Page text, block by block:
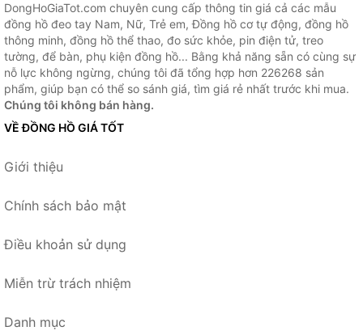
DongHoGiaTot.com chuyên cung cấp thông tin giá cả các mẫu
đồng hồ đeo tay Nam, Nữ, Trẻ em, Đồng hồ cơ tự động, đồng hồ
thông minh, đồng hồ thể thao, đo sức khỏe, pin điện tử, treo
tường, để bàn, phụ kiện đồng hồ... Bằng khả năng sẵn có cùng sự
nỗ lực không ngừng, chúng tôi đã tổng hợp hơn 226268 sản
phẩm, giúp bạn có thể so sánh giá, tìm giá rẻ nhất trước khi mua.
Chúng tôi không bán hàng.
VỀ ĐỒNG HỒ GIÁ TỐT
Giới thiệu
Chính sách bảo mật
Điều khoản sử dụng
Miễn trừ trách nhiệm
Danh mục